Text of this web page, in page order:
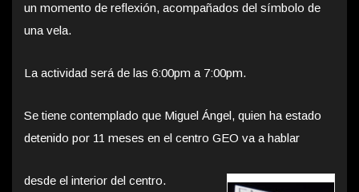
un momento de reflexión, acompañados del símbolo de
una vela.
La actividad será de las 6:00pm a 7:00pm.
Se tiene contemplado que Miguel Ángel, quien ha estado
detenido por 11 meses en el centro GEO va a hablar
desde el interior del centro.